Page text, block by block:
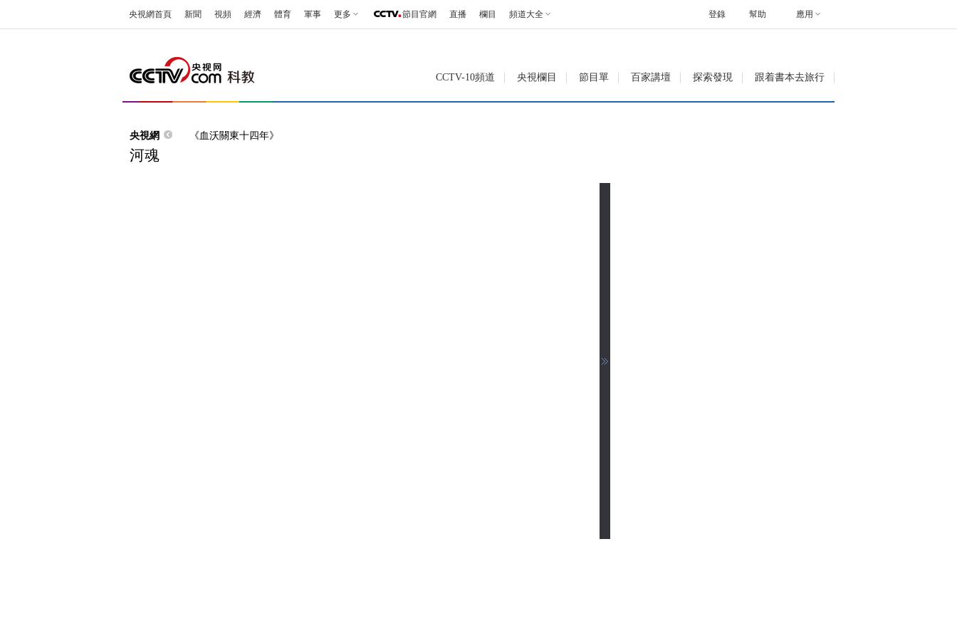
央視網首頁 新聞 視頻 經濟 體育 軍事 更多 節目官網 直播 欄目 頻道大全 幫助 應用
登錄
CCTV-10頻道 央視欄目 節目單 百家講壇 探索發現 跟着書本去旅行
央視網 《血沃關東十四年》
河魂